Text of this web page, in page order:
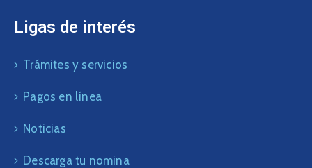
Ligas de interés
Trámites y servicios
Pagos en línea
Noticias
Descarga tu nomina